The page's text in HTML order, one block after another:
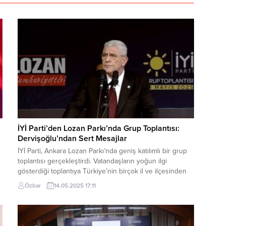
İYİ Parti’den Lozan Parkı’nda Grup Toplantısı:
Dervişoğlu’ndan Sert Mesajlar
İYİ Parti, Ankara Lozan Parkı’nda geniş katılımlı bir grup
toplantısı gerçekleştirdi. Vatandaşların yoğun ilgi
gösterdiği toplantıya Türkiye’nin birçok il ve ilçesinden
partililer katıldı. İstanbul Kartal’dan da İYİ Parti Kartal İlçe
Başkanlığı ve beraberindeki partililer toplantıya iştirak
çeken kısmı, İYİ Parti Genel Başkanı...
Özbar 14.05.2025 17:11